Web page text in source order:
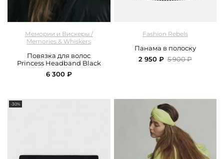
Мемории и Вискеры /
Memories & Whiskers
Повязка для волос
Princess Headband Black
6 300 ₽
Fashion Rebels
Панама в полоску
2 950 ₽ 5 900 ₽
-30%